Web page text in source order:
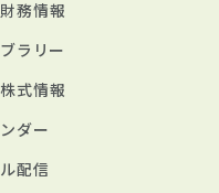
務情報
ラリー
式情報
ダー
配信